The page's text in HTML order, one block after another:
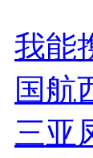
我能
国航
三亚